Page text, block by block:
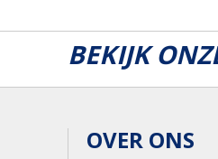
BEKIJK
OVER ONS